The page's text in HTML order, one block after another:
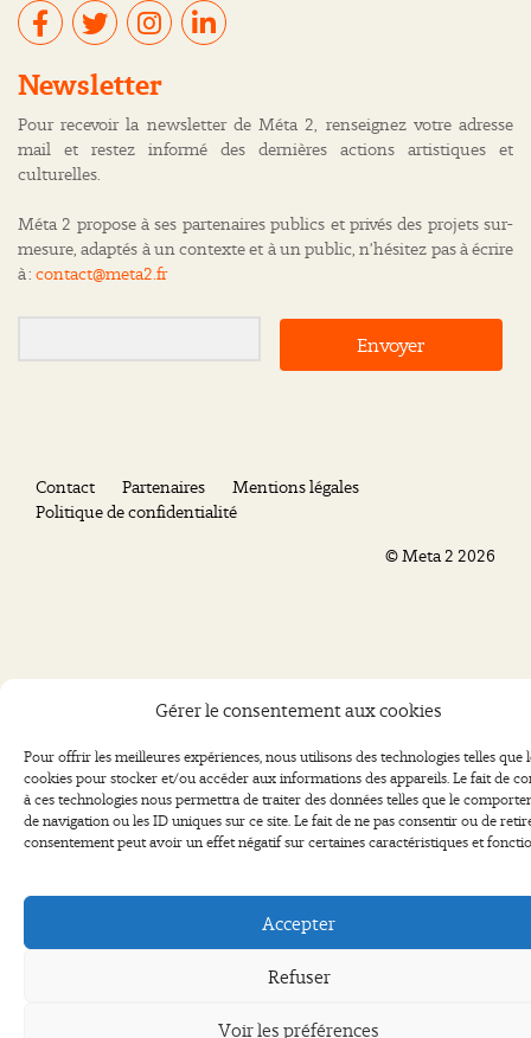
Gérer le consentement aux cookies
Pour offrir les meilleures expériences, nous utilisons des technologies telles que
cookies pour stocker et/ou accéder aux informations des appareils. Le fait de
à ces technologies nous permettra de traiter des données telles que le
de navigation ou les ID uniques sur ce site. Le fait de ne pas consentir ou de
consentement peut avoir un effet négatif sur certaines caractéristiques et
Accepter
Refuser
Voir les préférences
Newsletter
Pour recevoir la newsletter de Méta 2, renseignez votre adresse
mail et restez informé des dernières actions artistiques et
culturelles.
Méta 2 propose à ses partenaires publics et privés des projets sur-
mesure, adaptés à un contexte et à un public, n’hésitez pas à écrire
à : contact@meta2.fr
Envoyer
Contact Partenaires
Mentions légales
Politique de confidentialité
©Meta 2 2026